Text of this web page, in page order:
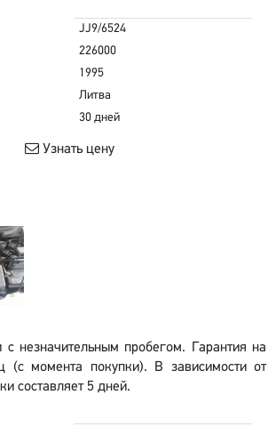
JJ9/6524
226000
1995
Литва
30 дней
Узнать цену
незначительным пробегом. Гарантия на
(с момента покупки). В зависимости от
составляет 5 дней.